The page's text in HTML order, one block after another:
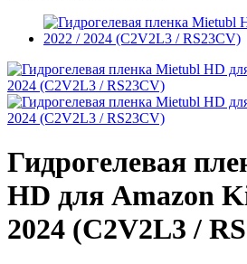
Гидрогелевая
HD для Amazon
2024 (C2V2L3 /